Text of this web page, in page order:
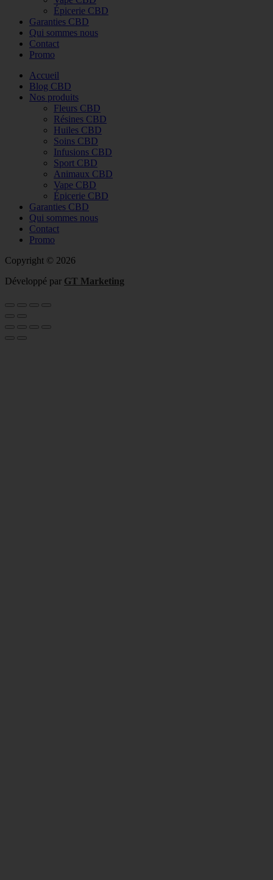
Épicerie CBD
Garanties CBD
Qui sommes nous
Contact
Promo
Accueil
Blog CBD
Nos produits
Fleurs CBD
Résines CBD
Huiles CBD
Soins CBD
Infusions CBD
Sport CBD
Animaux CBD
Vape CBD
Épicerie CBD
Garanties CBD
Qui sommes nous
Contact
Promo
Copyright © 2026
Développé par GT Marketing